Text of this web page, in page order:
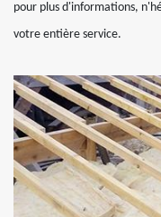
pour plus d'informations,
votre entière service.